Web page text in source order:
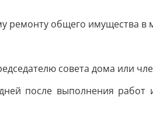
ремонту общего имущества в
совета дома или
после выполнения работ